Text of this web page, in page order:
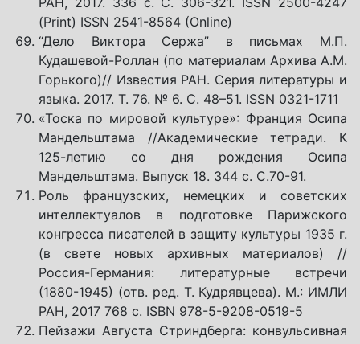
(Print) ISSN 2541-8564 (Online)
“Дело Виктора Сержа” в письмах М.П.
Кудашевой-Роллан (по материалам Архива А.М.
Горького)// Известия РАН. Серия литературы и
языка. 2017. Т. 76. № 6. С. 48–51. ISSN 0321-1711
«Тоска по мировой культуре»: Франция Осипа
Мандельштама //Академические тетради. К
125-летию со дня рождения Осипа
Мандельштама. Выпуск 18. 344 с. С.70-91.
Роль французских, немецких и советских
интеллектуалов в подготовке Парижского
конгресса писателей в защиту культуры 1935 г.
(в свете новых архивных материалов) //
Россия-Германия: литературные встречи
(1880-1945) (отв. ред. Т. Кудрявцева). М.: ИМЛИ
РАН, 2017 768 с. ISBN 978-5-9208-0519-5
Пейзажи Августа Стриндберга: конвульсивная